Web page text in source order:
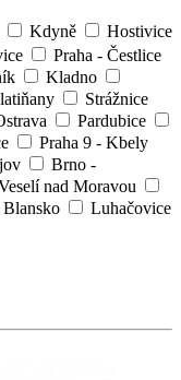
Kdyně
Hostivice
Praha - Čestlice
Kladno
Strážnice
Pardubice
Praha 9 - Kbely
Brno -
nad Moravou
Blansko Luhačovice